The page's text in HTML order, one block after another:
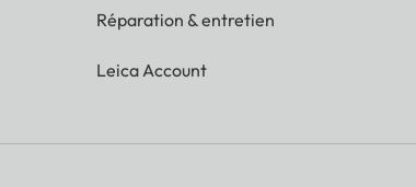
Réparation & entretien
Leica Account